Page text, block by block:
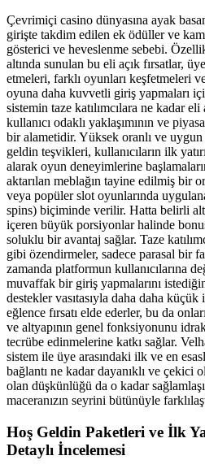
Çevrimiçi casino dünyasına ayak
girişte takdim edilen ek ödüller ve
gösterici ve heveslenme sebebi.
altında sunulan bu eli açık fırsatlar,
etmeleri, farklı oyunları keşfetmeleri
oyuna daha kuvvetli giriş yapmaları
sistemin taze katılımcılara ne kadar eli
kullanıcı odaklı yaklaşımının ve
bir alametidir. Yüksek oranlı ve uygun
geldin teşvikleri, kullanıcıların ilk
alarak oyun deneyimlerine
aktarılan meblağın tayine edilmiş bir
veya popüler slot oyunlarında
spins) biçiminde verilir. Hatta belirli
içeren büyük porsiyonlar halinde
soluklu bir avantaj sağlar. Taze
gibi özendirmeler, sadece parasal bir
zamanda platformun kullanıcılarına
muvaffak bir giriş yapmalarını
destekler vasıtasıyla daha daha
eğlence fırsatı elde ederler, bu da
ve altyapının genel fonksiyonunu
tecrübe edinmelerine katkı sağlar.
sistem ile üye arasındaki ilk ve en
bağlantı ne kadar dayanıklı ve çekici
olan düşkünlüğü da o kadar
maceranızın seyrini bütünüyle
Hoş Geldin Paketleri ve İlk
Detaylı İncelemesi